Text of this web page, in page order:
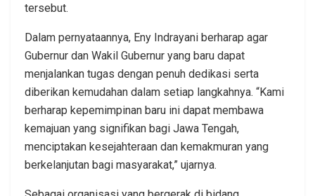
tersebut.
Dalam pernyataannya, Eny Indrayani berharap agar
Gubernur dan Wakil Gubernur yang baru dapat
menjalankan tugas dengan penuh dedikasi serta
diberikan kemudahan dalam setiap langkahnya. “Kami
berharap kepemimpinan baru ini dapat membawa
kemajuan yang signifikan bagi Jawa Tengah,
menciptakan kesejahteraan dan kemakmuran yang
berkelanjutan bagi masyarakat,” ujarnya.